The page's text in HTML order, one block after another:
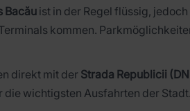
Bacăuist in der Regel flüssig,
kommen.
direkt mit der Strada Republicii
wichtigsten Ausfahrten der Stadt.